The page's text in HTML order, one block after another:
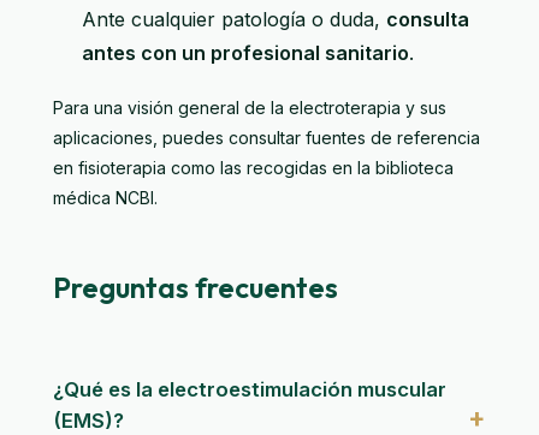
Ante cualquier patología o duda, consulta
antes con un profesional sanitario.
Para una visión general de la electroterapia y sus
aplicaciones, puedes consultar fuentes de referencia
en fisioterapia como las recogidas en la biblioteca
médica NCBI .
Preguntas frecuentes
¿Qué es la electroestimulación muscular
(EMS)?